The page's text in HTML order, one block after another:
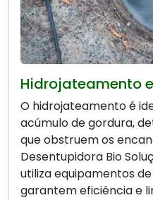
Hidrojateamento
O hidrojateamento é
acúmulo de gordura,
que obstruem os
Desentupidora Bio
utiliza equipamentos
garantem eficiência e